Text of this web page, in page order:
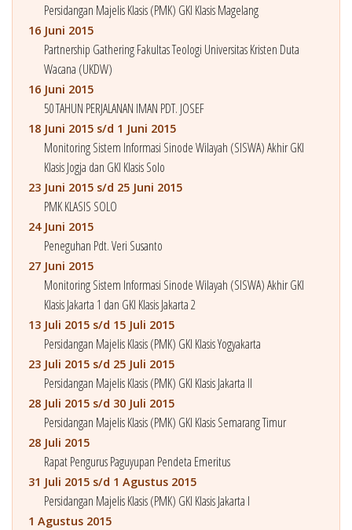
Persidangan Majelis Klasis (PMK) GKI Klasis Magelang
16 Juni 2015
Partnership Gathering Fakultas Teologi Universitas Kristen Duta
Wacana (UKDW)
16 Juni 2015
50 TAHUN PERJALANAN IMAN PDT. JOSEF
18 Juni 2015 s/d 1 Juni 2015
Monitoring Sistem Informasi Sinode Wilayah (SISWA) Akhir GKI
Klasis Jogja dan GKI Klasis Solo
23 Juni 2015 s/d 25 Juni 2015
PMK KLASIS SOLO
24 Juni 2015
Peneguhan Pdt. Veri Susanto
27 Juni 2015
Monitoring Sistem Informasi Sinode Wilayah (SISWA) Akhir GKI
Klasis Jakarta 1 dan GKI Klasis Jakarta 2
13 Juli 2015 s/d 15 Juli 2015
Persidangan Majelis Klasis (PMK) GKI Klasis Yogyakarta
23 Juli 2015 s/d 25 Juli 2015
Persidangan Majelis Klasis (PMK) GKI Klasis Jakarta II
28 Juli 2015 s/d 30 Juli 2015
Persidangan Majelis Klasis (PMK) GKI Klasis Semarang Timur
28 Juli 2015
Rapat Pengurus Paguyupan Pendeta Emeritus
31 Juli 2015 s/d 1 Agustus 2015
Persidangan Majelis Klasis (PMK) GKI Klasis Jakarta I
1 Agustus 2015